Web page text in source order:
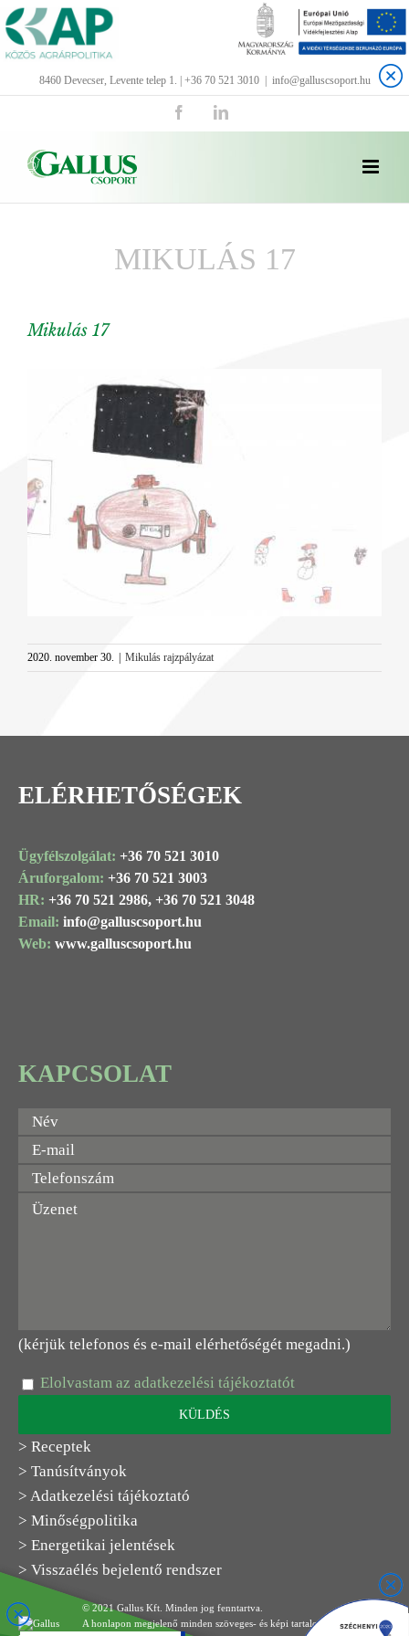
Kihagyás
8460 Devecser, Levente telep 1. | +36 70 521 3010 info@galluscsoport.hu
FacebookLinkedIn
MIKULÁS 17
Mikulás 17
2020. november 30. Mikulás rajzpályázat
ELÉRHETŐSÉGEK
Ügyfélszolgálat: +36 70 521 3010
Áruforgalom: +36 70 521 3003
HR: +36 70 521 2986, +36 70 521 3048
Email: info@galluscsoport.hu
Web: www.galluscsoport.hu
KAPCSOLAT
(kérjük telefonos és e-mail elérhetőségét megadni.)
Elolvastam az adatkezelési tájékoztatót
> Receptek
> Tanúsítványok
> Adatkezelési tájékoztató
> Minőségpolitika
> Energetikai jelentések
> Visszaélés bejelentő rendszer
© 2021 Gallus Kft. Minden jog fenntartva.
A honlapon megjelenő minden szöveges- és képi tartalom a Gallus